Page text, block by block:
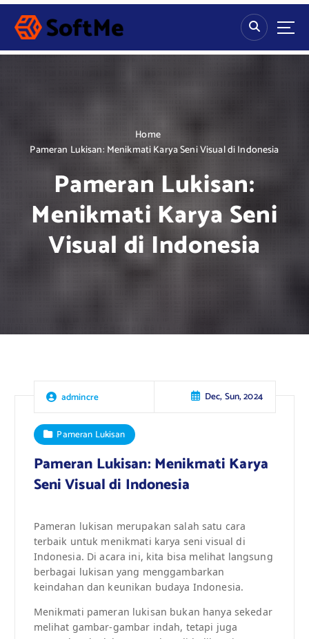
S
p
Home
Pameran Lukisan: Menikmati Karya Seni Visual di Indonesia
Pameran Lukisan:
Menikmati Karya Seni
Visual di Indonesia
admincre Dec, Sun, 2024
Pameran Lukisan
Pameran Lukisan: Menikmati Karya
Seni Visual di Indonesia
Pameran lukisan merupakan salah satu cara
terbaik untuk menikmati karya seni visual di
Indonesia. Di acara ini, kita bisa melihat langsung
berbagai lukisan yang menggambarkan
keindahan dan keunikan budaya Indonesia.
Menikmati pameran lukisan bukan hanya sekedar
melihat gambar-gambar indah, tetapi juga